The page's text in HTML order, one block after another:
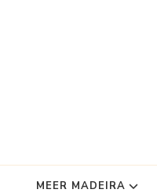
MEER MADEIRA